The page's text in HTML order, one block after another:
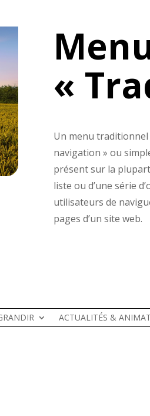
«
Un menu
navigation » ou
présent sur la
liste ou d’une série
utilisateurs de
pages d’un site web.
ACTUALITÉS &